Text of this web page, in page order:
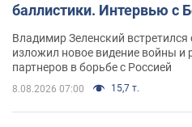
баллистики. Интервью с
Владимир Зеленский
изложил новое видение войны
партнеров в борьбе с Россией
8.08.2026 07:00 15,7 т.